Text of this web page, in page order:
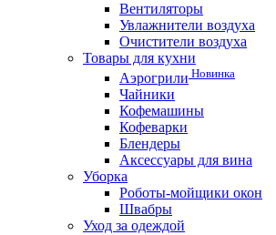
Вентиляторы
Увлажнители воздуха
Очистители воздуха
Товары для кухни
Аэрогрили Новинка
Чайники
Кофемашины
Кофеварки
Блендеры
Аксессуары для вина
Уборка
Роботы-мойщики окон
Швабры
Уход за одеждой